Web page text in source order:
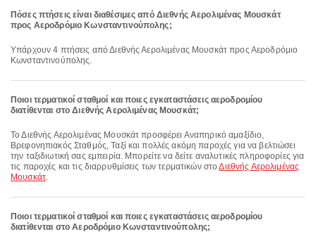
Πόσες πτήσεις είναι διαθέσιμες από Διεθνής Αερολιμένας Μουσκάτ
προς Αεροδρόμιο Κωνσταντινούπολης;
Υπάρχουν 4 πτήσεις από Διεθνής Αερολιμένας Μουσκάτ προς Αεροδρόμιο
Κωνσταντινούπολης.
Ποιοι τερματικοί σταθμοί και ποιες εγκαταστάσεις αεροδρομίου
διατίθενται στο Διεθνής Αερολιμένας Μουσκάτ;
Το Διεθνής Αερολιμένας Μουσκάτ προσφέρει Αναπηρικό αμαξίδιο,
Βρεφονηπιακός Σταθμός, Ταξί και πολλές ακόμη παροχές για να βελτιώσει
την ταξιδιωτική σας εμπειρία. Μπορείτε να δείτε αναλυτικές πληροφορίες για
τις παροχές και τις διαρρυθμίσεις των τερματικών στοΔιεθνής Αερολιμένας
Μουσκάτ.
Ποιοι τερματικοί σταθμοί και ποιες εγκαταστάσεις αεροδρομίου
διατίθενται στο Αεροδρόμιο Κωνσταντινούπολης;